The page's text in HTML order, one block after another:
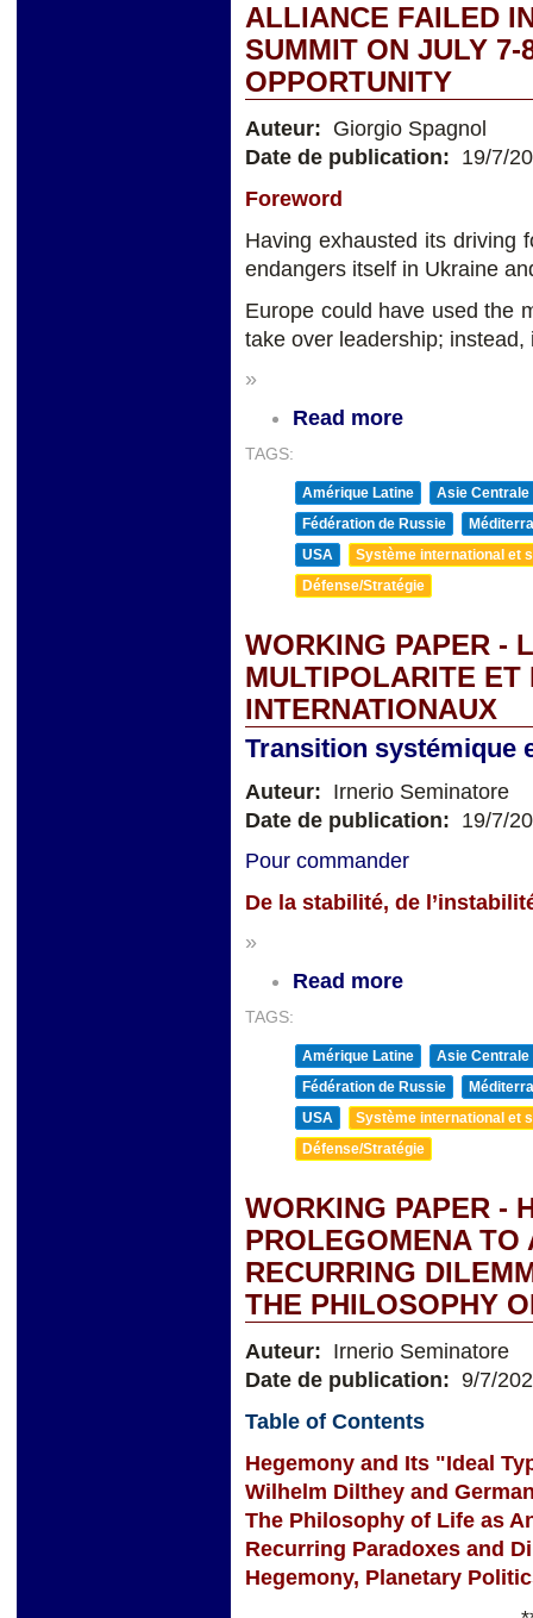
ALLIANCE FAILED
SUMMIT ON JULY 7-
OPPORTUNITY
Auteur: Giorgio Spagnol
Date de publication: 19/7/
Foreword
Having exhausted its driving
endangers itself in Ukraine
Europe could have used the
take over leadership;
»
Read more
TAGS:
Amérique Latine
Asie Centrale
Fédération de Russie
USA
Système international et
Défense/Stratégie
WORKING PAPER -
MULTIPOLARITE ET
INTERNATIONAUX
Transition systémique
Auteur: Irnerio Seminatore
Date de publication: 19/7/
Pour commander
De la stabilité, de
»
Read more
TAGS:
Amérique Latine
Asie Centrale
Fédération de Russie
USA
Système international et
Défense/Stratégie
WORKING PAPER -
PROLEGOMENA TO
RECURRING
THE PHILOSOPHY
Auteur: Irnerio Seminatore
Date de publication: 9/7/
Table of Contents
Hegemony and Its "Ideal
Wilhelm Dilthey and
The Philosophy of Life as
Recurring Paradoxes and
Hegemony, Planetary